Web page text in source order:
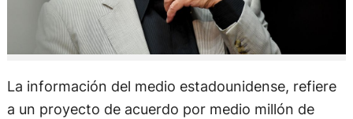
La información del medio estadounidense, refiere
a un proyecto de acuerdo por medio millón de